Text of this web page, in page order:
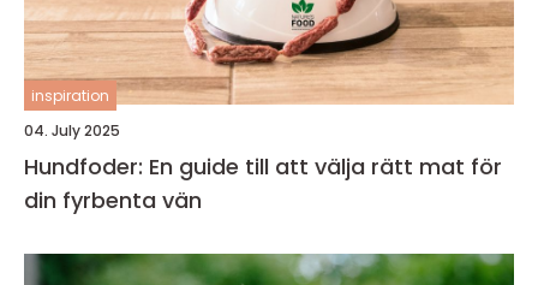
inspiration
04. July 2025
Hundfoder: En guide till att välja rätt mat för
din fyrbenta vän